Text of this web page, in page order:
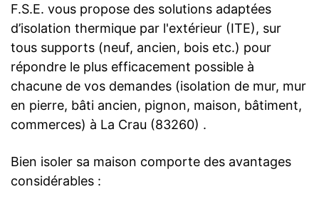
F.S.E. vous propose des solutions adaptées
d’isolation thermique par l'extérieur (ITE), sur
tous supports (neuf, ancien, bois etc.) pour
répondre le plus efficacement possible à
chacune de vos demandes (isolation de mur, mur
en pierre, bâti ancien, pignon, maison, bâtiment,
commerces) à La Crau (83260) .
Bien isoler sa maison comporte des avantages
considérables :